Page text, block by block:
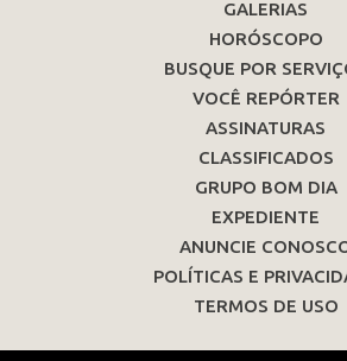
GALERIAS
HORÓSCOPO
BUSQUE POR
VOCÊ REPÓRTER
ASSINATURAS
CLASSIFICADOS
GRUPO BOM DIA
EXPEDIENTE
ANUNCIE
POLÍTICAS E
TERMOS DE USO